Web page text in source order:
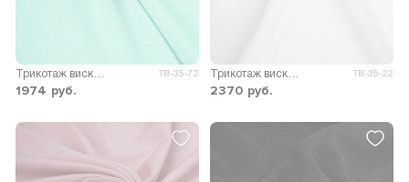
ТВ-35-72
1974 руб.
ТВ-35-22
2370 руб.